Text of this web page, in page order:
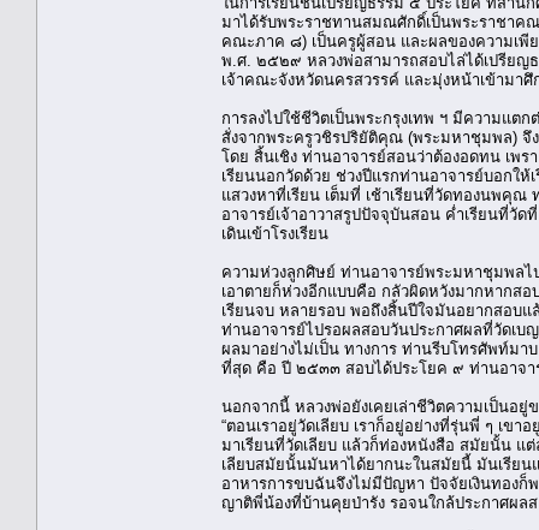
มาได้รับพระราชทานสมณศักดิ์เป็นพระราชาคณ
คณะภาค ๘) เป็นครูผู้สอน และผลของความเพี
พ.ศ. ๒๕๒๙ หลวงพ่อสามารถสอบไล่ได้เปรียญ
เจ้าคณะจังหวัดนครสวรรค์ และมุ่งหน้าเข้ามา
การลงไปใช้ชีวิตเป็นพระกรุงเทพ ฯ มีความแต
สั่งจากพระครูวชิรปริยัติคุณ (พระมหาชุมพล) จึ
โดย สิ้นเชิง ท่านอาจารย์สอนว่าต้องอดทน เพ
เรียนนอกวัดด้วย ช่วงปีแรกท่านอาจารย์บอกให้
แสวงหาที่เรียน เต็มที่ เช้าเรียนที่วัดทองนพคุ
อาจารย์เจ้าอาวาสรูปปัจจุบันสอน ค่ำเรียนที่วั
เดินเข้าโรงเรียน
ความห่วงลูกศิษย์ ท่านอาจารย์พระมหาชุมพลไ
เอาตายก็ห่วงอีกแบบคือ กลัวผิดหวังมากหากส
เรียนจบ หลายรอบ พอถึงสิ้นปีใจมันอยากสอบ
ท่านอาจารย์ไปรอผลสอบวันประกาศผลที่วัดเ
ผลมาอย่างไม่เป็น ทางการ ท่านรีบโทรศัพท์มา
ที่สุด คือ ปี ๒๕๓๓ สอบได้ประโยค ๙ ท่านอาจา
นอกจากนี้ หลวงพ่อยังเคยเล่าชีวิตความเป็นอยู่
“ตอนเราอยู่วัดเลียบ เราก็อยู่อย่างที่รุ่นพี่ ๆ เข
มาเรียนที่วัดเลียบ แล้วก็ท่องหนังสือ สมัยนั้น แ
เลียบสมัยนั้นมันหาได้ยากนะในสมัยนี้ มันเรียน
อาหารการขบฉันจึงไม่มีปัญหา ปัจจัยเงินทองก็
ญาติพี่น้องที่บ้านคุยป่ารัง รอจนใกล้ประกาศผล